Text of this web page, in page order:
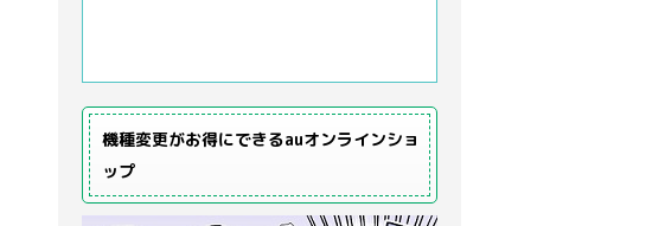
機種変更がお得にできるauオンラインショ
ップ